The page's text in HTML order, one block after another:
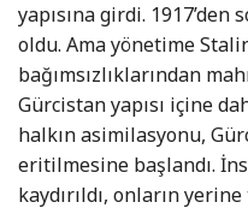
yapısına girdi.
oldu. Ama yönetime
bağımsızlıklarından
Gürcistan yapısı içine
halkın asimilasyonu,
eritilmesine başlandı.
kaydırıldı, onların